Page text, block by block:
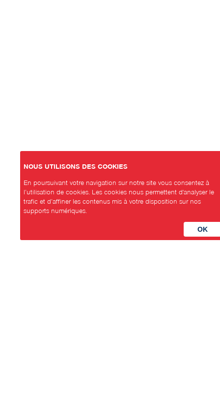
NOUS UTILISONS DES COOKIES
En poursuivant votre navigation sur notre site vous consentez à
l’utilisation de cookies. Les cookies nous permettent d'analyser le
trafic et d’affiner les contenus mis à votre disposition sur nos
supports numériques.